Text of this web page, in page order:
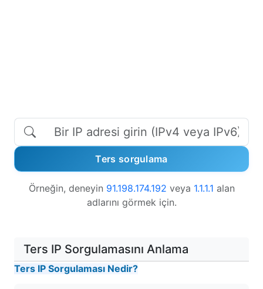
Ters sorgulama
Örneğin, deneyin 91.198.174.192 veya 1.1.1.1 alan
adlarını görmek için.
Ters IP Sorgulamasını Anlama
Ters IP Sorgulaması Nedir?